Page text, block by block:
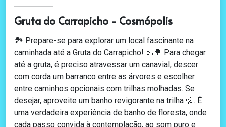
Gruta do Carrapicho - Cosmópolis
🏞️ Prepare-se para explorar um local fascinante na
caminhada até a Gruta do Carrapicho! 🥾🌳 Para chegar
até a gruta, é preciso atravessar um canavial, descer
com corda um barranco entre as árvores e escolher
entre caminhos opcionais com trilhas molhadas. Se
desejar, aproveite um banho revigorante na trilha 💦. É
uma verdadeira experiência de banho de floresta, onde
cada passo convida à contemplação, ao som puro e